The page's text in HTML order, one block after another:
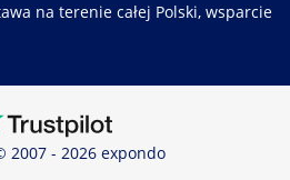
na terenie całej Polski, wsparcie
2007 - 2026 expondo